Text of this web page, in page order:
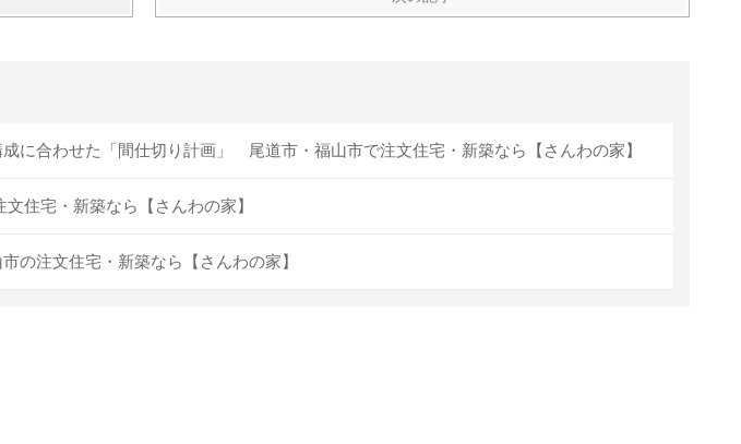
に合わせた「間仕切り計画」 尾道市・福山市で注文住宅・新築なら【さんわの家】
住宅・新築なら【さんわの家】
の注文住宅・新築なら【さんわの家】